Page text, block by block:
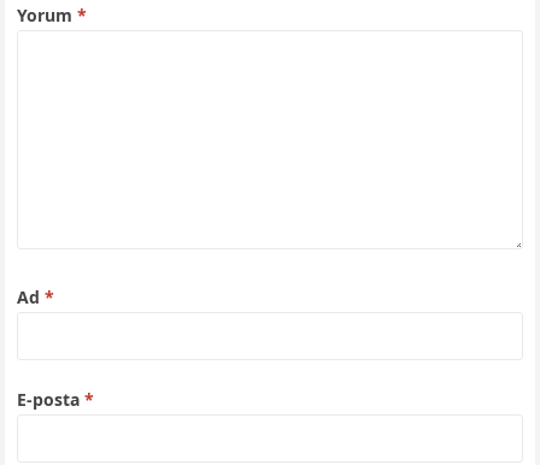
Yorum*
Ad*
E-posta*